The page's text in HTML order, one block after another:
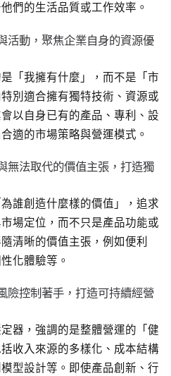
們的生活品質或工作效率。
活動，聚焦企業自身的資源優
「我擁有什麼」，而不是「市
別適合擁有獨特技術、資源或
以自身已有的產品、專利、設
適的市場策略與營運模式。
無法取代的價值主張，打造獨
誰創造什麼樣的價值」，追求
場定位，而不只是產品功能或
清晰的價值主張，例如便利
化體驗等。
險控制著手，打造可持續經營
器，強調的是整體營運的「健
收入來源的多樣化、成本結構
型設計等。即使產品創新、行